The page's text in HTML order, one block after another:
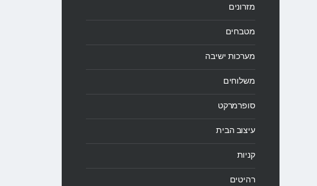
מזרונים
מטבחים
מערכות ישיבה
משלוחים
סופרמרקט
עיצוב הבית
קניות
רהיטים